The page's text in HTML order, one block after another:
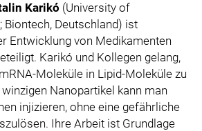
Karikó (University of
Biontech, Deutschland) ist
Entwicklung von Medikamenten
Karikó und Kollegen gelang,
Moleküle in Lipid-Moleküle zu
Nanopartikel kann man
injizieren, ohne eine gefährliche
Ihre Arbeit ist Grundlage